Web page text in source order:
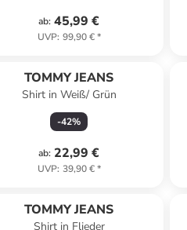
ab: 45,99 €
UVP: 99,90 €*
TOMMY JEANS
Shirt in Weiß/ Grün
-42%
ab: 22,99 €
UVP: 39,90 €*
TOMMY JEANS
Shirt in Flieder